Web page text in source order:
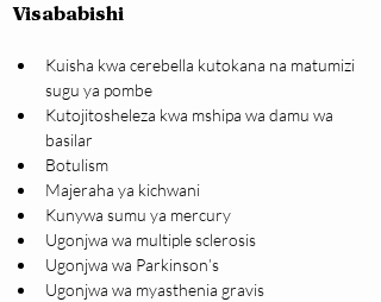
Visababishi
Kuisha kwa cerebella kutokana na matumizi
sugu ya pombe
Kutojitosheleza kwa mshipa wa damu wa
basilar
Botulism
Majeraha ya kichwani
Kunywa sumu ya mercury
Ugonjwa wa multiple sclerosis
Ugonjwa wa Parkinson’s
Ugonjwa wa myasthenia gravis